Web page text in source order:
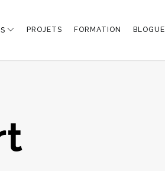
PROJETS FORMATION BLOGUE